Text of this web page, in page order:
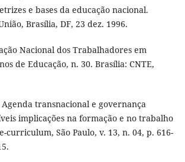
e bases da educação nacional.
Brasília, DF, 23 dez. 1996.
Nacional dos Trabalhadores em
de Educação, n. 30. Brasília: CNTE,
Agenda transnacional e governança
implicações na formação e no trabalho
curriculum, São Paulo, v. 13, n. 04, p. 616-